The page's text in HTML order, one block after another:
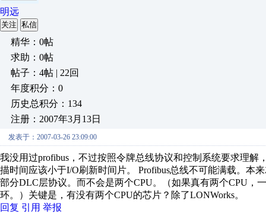
明远
关注 私信
精华：0帖
求助：0帖
帖子：4帖 | 22回
年度积分：0
历史总积分：134
注册：2007年3月13日
发表于：2007-03-26 23:09:00
我没用过profibus，不过按照令牌总线协议和控制系统要求理
描时间应该小于I/O刷新时间片。 Profibus总线不可能满载。本
部分DLC层协议。而不会是两个CPU。（如果真有两个CPU，
环。）关键是，有没有两个CPU的芯片？除了LONWorks。
回复 引用 举报